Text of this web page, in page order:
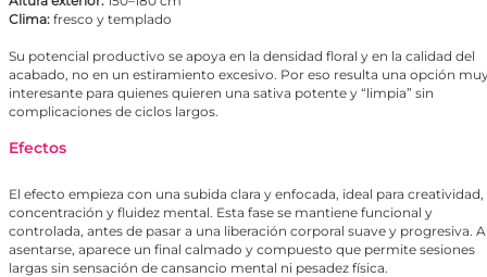
Clima: fresco y templado
Su potencial productivo se apoya en la densidad floral y en la calidad del
acabado, no en un estiramiento excesivo. Por eso resulta una opción
interesante para quienes quieren una sativa potente y “limpia” sin
complicaciones de ciclos largos.
Efectos
El efecto empieza con una subida clara y enfocada, ideal para creatividad,
concentración y fluidez mental. Esta fase se mantiene funcional y
controlada, antes de pasar a una liberación corporal suave y progresiva.
asentarse, aparece un final calmado y compuesto que permite sesiones
largas sin sensación de cansancio mental ni pesadez física.